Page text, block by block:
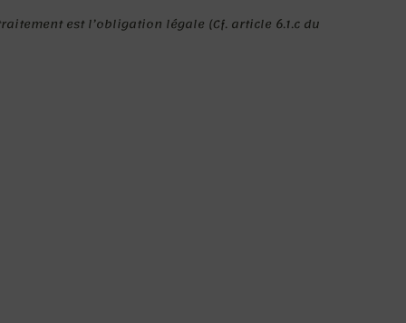
est l’obligation légale (Cf. article 6.1.c du